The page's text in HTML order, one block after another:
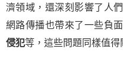
濟領域，還深刻影響了人
網路傳播也帶來了一些負
侵犯等，這些問題同樣值得